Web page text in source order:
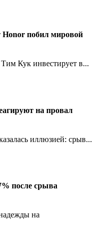
Honor побил мировой
Кук инвестирует в...
на провал
иллюзией: срыв...
после срыва
на